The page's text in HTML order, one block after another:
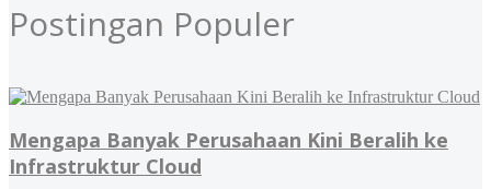
Postingan Populer
Mengapa Banyak Perusahaan Kini Beralih ke
Infrastruktur Cloud